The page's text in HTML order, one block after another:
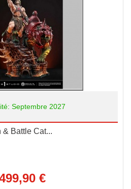
Septembre 2027
& Battle Cat...
€